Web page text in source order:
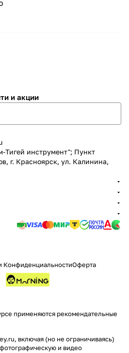
и акции
Тигей инструмент"; Пункт
г. Красноярск, ул. Калинина,
КонфиденциальностиОферта
применяются рекомендательные
включая (но не ограничиваясь)
и видео